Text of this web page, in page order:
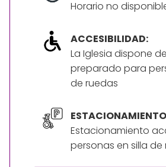
Horario no
ACCESIBILIDAD:
La Iglesia dispone
preparado para
de ruedas
Estacionamiento
personas en silla de